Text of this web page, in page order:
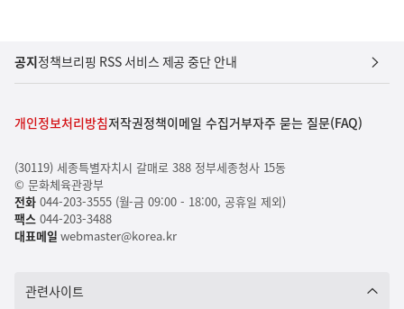
공지정책브리핑 RSS 서비스 제공 중단 안내
개인정보처리방침저작권정책이메일 수집거부자주 묻는 질문(FAQ)
(30119) 세종특별자치시 갈매로 388 정부세종청사 15동
© 문화체육관광부
전화044-203-3555 (월-금 09:00 - 18:00, 공휴일 제외)
팩스 044-203-3488
대표메일 webmaster@korea.kr
관련사이트